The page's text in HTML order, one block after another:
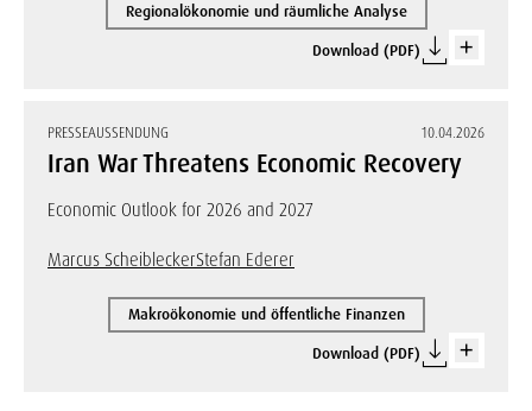
Regionalökonomie und räumliche Analyse
Download (PDF)
PRESSEAUSSENDUNG 10.04.2026
Iran War Threatens Economic Recovery
Economic Outlook for 2026 and 2027
Marcus ScheibleckerStefan Ederer
Makroökonomie und öffentliche Finanzen
Download (PDF)